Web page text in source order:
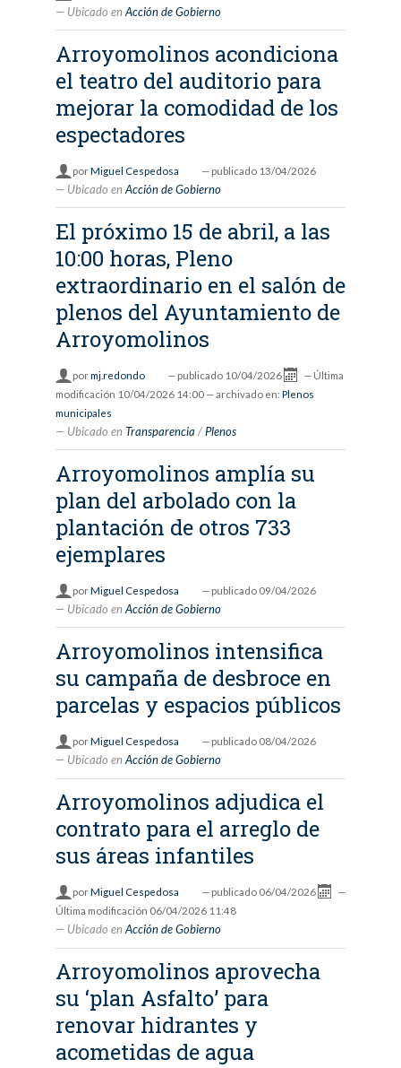
Ubicado en Acción de Gobierno
Arroyomolinos acondiciona
el teatro del auditorio para
mejorar la comodidad de los
espectadores
porMiguel Cespedosa — publicado 13/04/2026
Ubicado en Acción de Gobierno
El próximo 15 de abril, a las
10:00 horas, Pleno
extraordinario en el salón de
plenos del Ayuntamiento de
Arroyomolinos
pormj.redondo — publicado 10/04/2026 — Última
modificación 10/04/2026 14:00 — archivado en: Plenos
municipales
Ubicado en Transparencia /Plenos
Arroyomolinos amplía su
plan del arbolado con la
plantación de otros 733
ejemplares
porMiguel Cespedosa — publicado 09/04/2026
Ubicado en Acción de Gobierno
Arroyomolinos intensifica
su campaña de desbroce en
parcelas y espacios públicos
porMiguel Cespedosa — publicado 08/04/2026
Ubicado en Acción de Gobierno
Arroyomolinos adjudica el
contrato para el arreglo de
sus áreas infantiles
porMiguel Cespedosa — publicado 06/04/2026
—
Última modificación 06/04/2026 11:48
Ubicado en Acción de Gobierno
Arroyomolinos aprovecha
su ‘plan Asfalto’ para
renovar hidrantes y
acometidas de agua